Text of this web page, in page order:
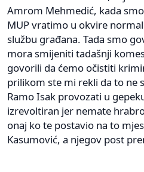
Amrom Mehmedić, kada
MUP vratimo u okvire
službu građana. Tada smo
mora smijeniti tadašnji
govorili da ćemo očistiti
prilikom ste mi rekli da to ne
Ramo Isak provozati u
izrevoltiran jer nemate
onaj ko te postavio na to
Kasumović, a njegov post